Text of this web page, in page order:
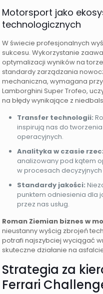
Motorsport jako
technologicznych
W świecie profesjonalnych
sukcesu. Wykorzystanie
optymalizacji wyników na
standardy zarządzania
mechaniczna, wymagana
Lamborghini Super Trofeo,
na błędy wynikające z
Transfer technologii:
inspirują nas do
operacyjnych.
Analityka w czasie
analizowany pod kątem
w procesach
Standardy jakości:
punktem odniesienia dla
przez nas usług.
Roman Ziemian biznes w
nieustanny wyścig zbrojeń
potrafi najszybciej wyciągać
skuteczne działanie na
Strategia za
Ferrari